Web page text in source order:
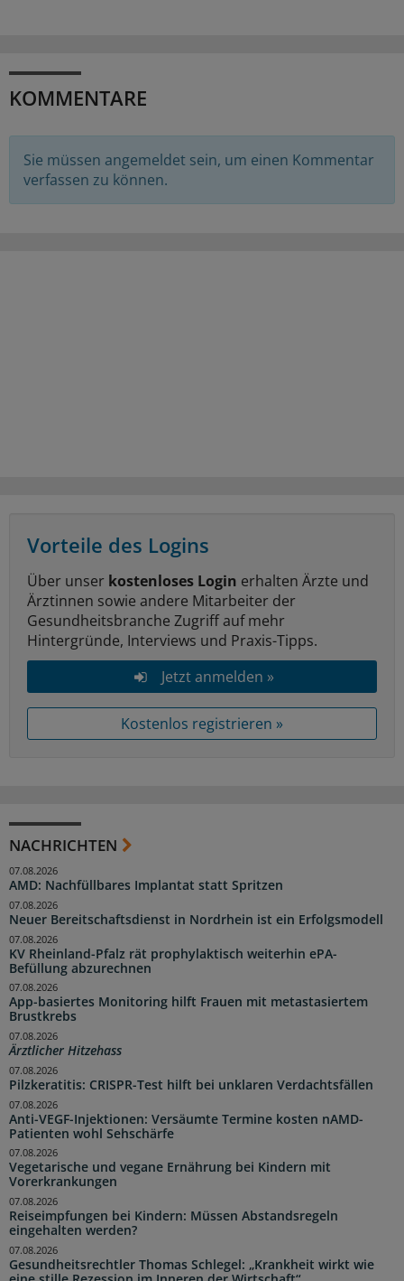
KOMMENTARE
Sie müssen angemeldet sein, um einen Kommentar
verfassen zu können.
Vorteile des Logins
Über unser kostenloses Login erhalten Ärzte und
Ärztinnen sowie andere Mitarbeiter der
Gesundheitsbranche Zugriff auf mehr
Hintergründe, Interviews und Praxis-Tipps.
Jetzt anmelden »
Kostenlos registrieren »
NACHRICHTEN
AMD: Nachfüllbares Implantat statt Spritzen
07.08.2026
Neuer Bereitschaftsdienst in Nordrhein ist ein Erfolgsmodell
07.08.2026
KV Rheinland-Pfalz rät prophylaktisch weiterhin ePA-
Befüllung abzurechnen
07.08.2026
App-basiertes Monitoring hilft Frauen mit metastasiertem
Brustkrebs
07.08.2026
Ärztlicher Hitzehass
07.08.2026
Pilzkeratitis: CRISPR-Test hilft bei unklaren Verdachtsfällen
07.08.2026
Anti-VEGF-Injektionen: Versäumte Termine kosten nAMD-
Patienten wohl Sehschärfe
07.08.2026
Vegetarische und vegane Ernährung bei Kindern mit
Vorerkrankungen
07.08.2026
Reiseimpfungen bei Kindern: Müssen Abstandsregeln
eingehalten werden?
07.08.2026
Gesundheitsrechtler Thomas Schlegel: „Krankheit wirkt wie
07.08.2026